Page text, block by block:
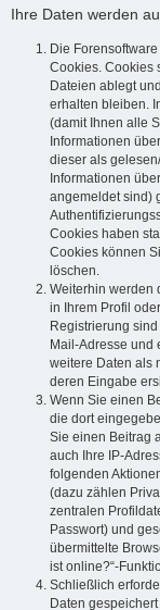
Ihre Daten werden
Die
Cookies. Cookies
Dateien ablegt
erhalten bleiben.
(damit Ihnen alle
Informationen
dieser als
Informationen
angemeldet sind)
Cookies haben
Cookies können
löschen.
Weiterhin werden
in Ihrem Profil
Registrierung
Mail-Adresse und
weitere Daten als
deren Eingabe
Wenn Sie einen
die dort
Sie einen Beitrag
auch Ihre IP-
folgenden
(dazu zählen
zentralen
Passwort) und
übermittelte
ist online?“-
Schließlich
Daten